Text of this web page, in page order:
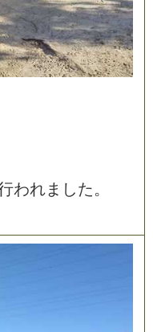
われま した。